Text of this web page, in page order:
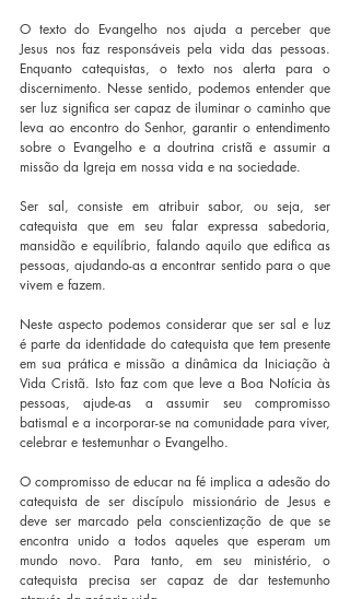
O texto do Evangelho nos ajuda a perceber que
Jesus nos faz responsáveis pela vida das pessoas.
Enquanto catequistas, o texto nos alerta para o
discernimento. Nesse sentido, podemos entender que
ser luz significa ser capaz de iluminar o caminho que
leva ao encontro do Senhor, garantir o entendimento
sobre o Evangelho e a doutrina cristã e assumir a
missão da Igreja em nossa vida e na sociedade.
Ser sal, consiste em atribuir sabor, ou seja, ser
catequista que em seu falar expressa sabedoria,
mansidão e equilíbrio, falando aquilo que edifica as
pessoas, ajudando-as a encontrar sentido para o que
vivem e fazem.
Neste aspecto podemos considerar que ser sal e luz
é parte da identidade do catequista que tem presente
em sua prática e missão a dinâmica da Iniciação à
Vida Cristã. Isto faz com que leve a Boa Notícia às
pessoas, ajude-as a assumir seu compromisso
batismal e a incorporar-se na comunidade para viver,
celebrar e testemunhar o Evangelho.
O compromisso de educar na fé implica a adesão do
catequista de ser discípulo missionário de Jesus e
deve ser marcado pela conscientização de que se
encontra unido a todos aqueles que esperam um
mundo novo. Para tanto, em seu ministério, o
catequista precisa ser capaz de dar testemunho